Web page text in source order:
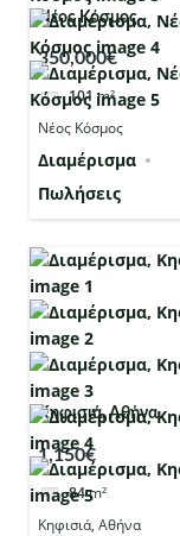
Νέος Κόσμος
350,000€
101 m²
Νέος Κόσμος
Διαμέρισμα
Πωλήσεις
Κηφισιά, Αθήνα
1,150€
84m²
Κηφισιά, Αθήνα